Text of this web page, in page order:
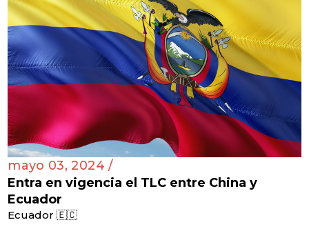
mayo 03, 2024 /
Entra en vigencia el TLC entre China y
Ecuador
Ecuador 🇪🇨